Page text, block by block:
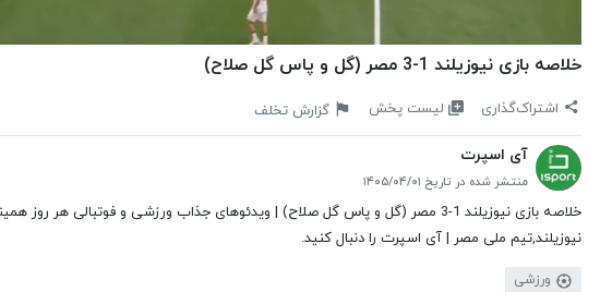
خلاصه بازی نیوزیلند 1-3 مصر (گل و پاس گل صلاح)
اشتراک‌گذاری لیست پخش گزارش تخلف
آی اسپرت
منتشر شده در تاریخ ۱۴۰۵/۰۴/۰۱
نیوزیلند,تیم ملی مصر | آی اسپرت را دنبال کنید.
ورزشی